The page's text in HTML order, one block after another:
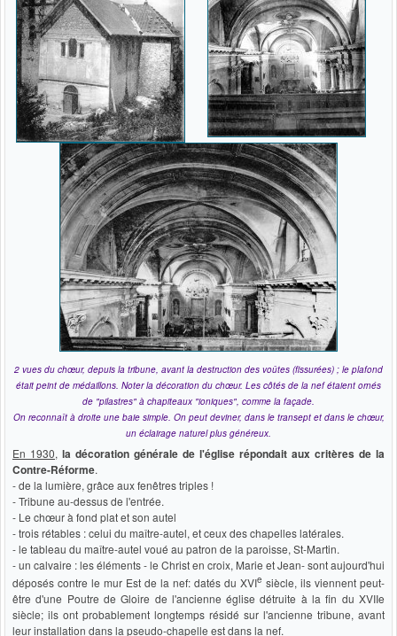
2 vues du chœur, depuis la tribune, avant la destruction des voûtes (fissurées) ; le plafond
était peint de médaillons. Noter la décoration du chœur. Les côtés de la nef étaient ornés
de "pilastres" à chapiteaux "ioniques", comme la façade.
On reconnaît à droite une baie simple. On peut deviner, dans le transept et dans le chœur,
un éclairage naturel plus généreux.
En 1930, la décoration générale de l'église répondait aux critères de la
Contre-Réforme.
- de la lumière, grâce aux fenêtres triples !
- Tribune au-dessus de l'entrée.
- Le chœur à fond plat et son autel
- trois rétables : celui du maître-autel, et ceux des chapelles latérales.
- le tableau du maître-autel voué au patron de la paroisse, St-Martin.
- un calvaire : les éléments - le Christ en croix, Marie et Jean- sont aujourd'hui
déposés contre le mur Est de la nef: datés du XVIe siècle, ils viennent peut-
être d'une Poutre de Gloire de l'ancienne église détruite à la fin du XVIIe
siècle; ils ont probablement longtemps résidé sur l'ancienne tribune, avant
leur installation dans la pseudo-chapelle est dans la nef.